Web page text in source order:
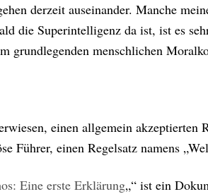
derzeit auseinander. Manche
die Superintelligenz da ist, ist es
grundlegenden menschlichen
einen allgemein akzeptierten
Führer, einen Regelsatz namens
Eine erste Erklärung„“ ist ein